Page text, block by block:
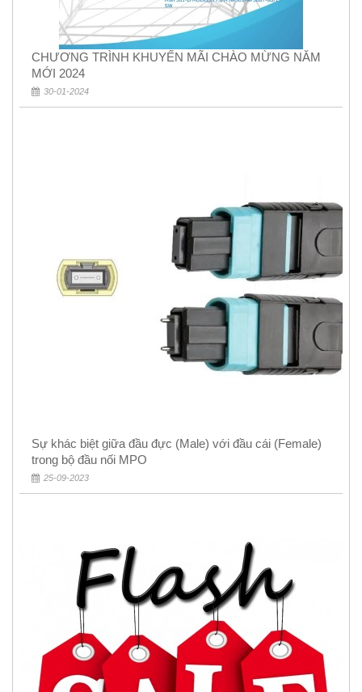
CHƯƠNG TRÌNH KHUYẾN MÃI CHÀO MỪNG NĂM
MỚI 2024
30-01-2024
Sự khác biệt giữa đầu đực (Male) với đầu cái (Female)
trong bộ đầu nối MPO
25-09-2023